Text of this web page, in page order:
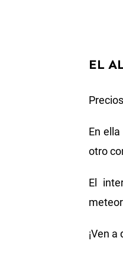
EL
En
otro
El
¡Ven